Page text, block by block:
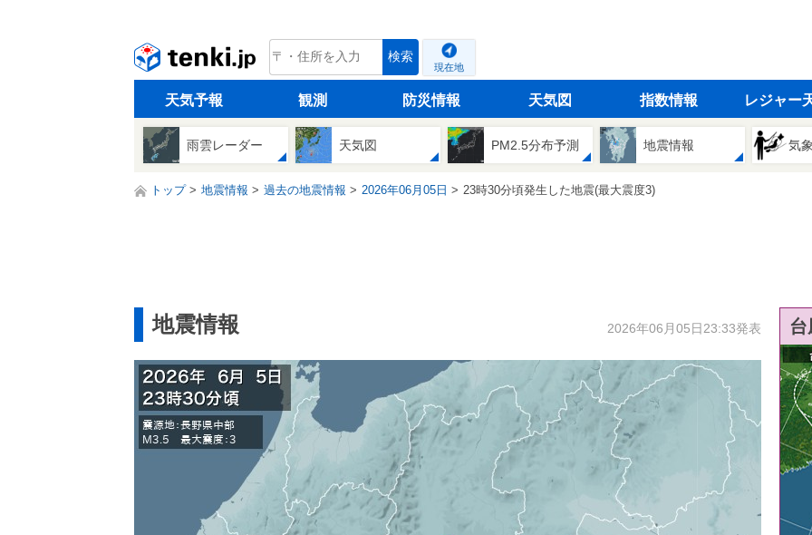
tenki.jp 検索
現在地
天気予報 観測 防災情報 天気図 指数情報 レジャー
雨雲レーダー 天気図 PM2.5分布予測 地震情報 気
トップ 地震情報 過去の地震情報 2026年06月05日 23時30分頃発生した地震(最大震度3)
地震情報 2026年06月05日23:33発表